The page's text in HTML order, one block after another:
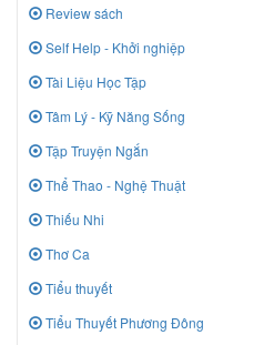
Review sách
Self Help - Khởi nghiệp
Tài Liệu Học Tập
Tâm Lý - Kỹ Năng Sống
Tập Truyện Ngắn
Thể Thao - Nghệ Thuật
Thiếu Nhi
Thơ Ca
Tiểu thuyết
Tiểu Thuyết Phương Đông